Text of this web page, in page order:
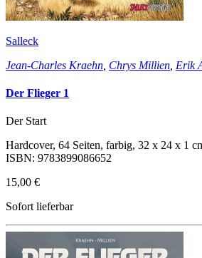
Salleck
Jean-Charles Kraehn Chrys Millien Erik
Der Flieger 1
Der Start
Hardcover, 64 Seiten, farbig, 32 x 24 x 1
ISBN: 9783899086652
15,00 €
Sofort lieferbar